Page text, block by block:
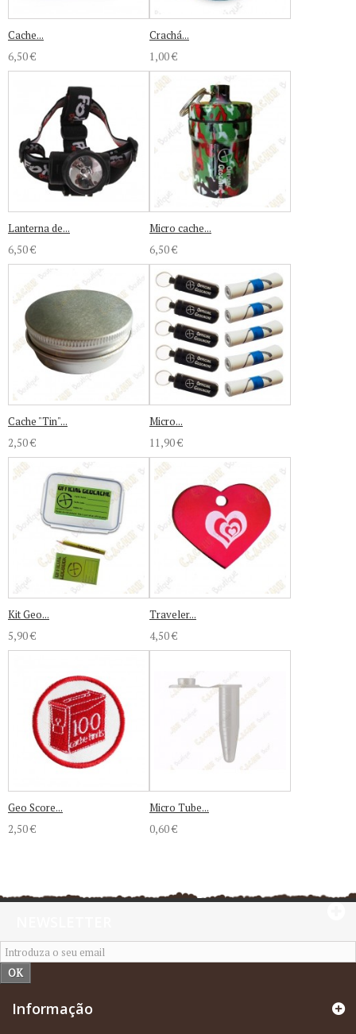
Cache...
6,50 €
Crachá...
1,00 €
Lanterna de...
6,50 €
Micro cache...
6,50 €
Cache "Tin"...
2,50 €
Micro...
11,90 €
Kit Geo...
5,90 €
Traveler...
4,50 €
Geo Score...
2,50 €
Micro Tube...
0,60 €
OK
Informação